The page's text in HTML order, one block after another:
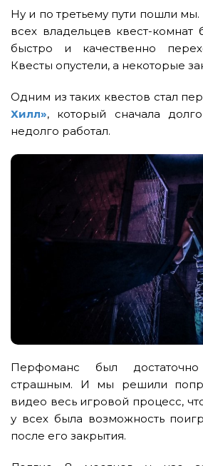
Ну и по третьему пути пошли
всех владельцев квест-комнат
быстро и качественно
Квесты опустели, а некоторые
Одним из таких квестов стал
Хилл», который сначала
недолго работал.
Перфоманс был
страшным. И мы решили
видео весь игровой процесс,
у всех была возможность
после его закрытия.